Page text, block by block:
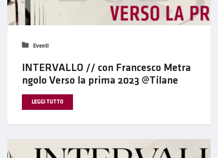
Eventi
INTERVALLO // con Francesco Metra
ngolo Verso la prima 2023 @Tilane
LEGGI TUTTO